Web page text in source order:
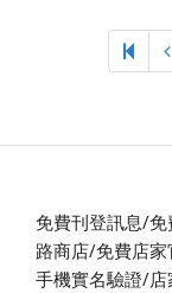
免費刊登訊息/
路商店/免費店
手機實名驗證/